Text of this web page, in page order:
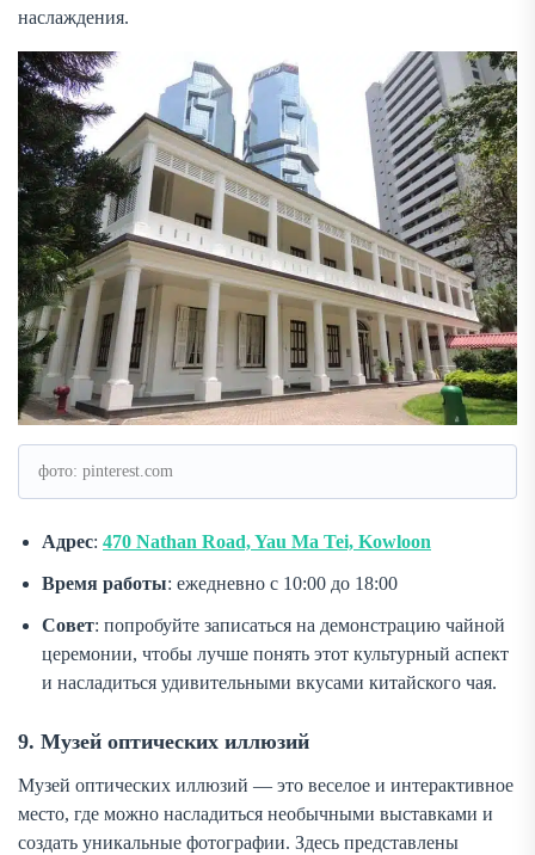
наслаждения.
фото: pinterest.com
Адрес: 470 Nathan Road, Yau Ma Tei, Kowloon
Время работы: ежедневно с 10:00 до 18:00
Совет: попробуйте записаться на демонстрацию чайной
церемонии, чтобы лучше понять этот культурный аспект
и насладиться удивительными вкусами китайского чая.
9. Музей оптических иллюзий
Музей оптических иллюзий — это веселое и интерактивное
место, где можно насладиться необычными выставками и
создать уникальные фотографии. Здесь представлены